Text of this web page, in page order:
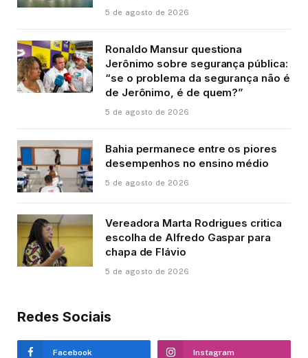
5 de agosto de 2026
Ronaldo Mansur questiona
Jerônimo sobre segurança pública:
“se o problema da segurança não é
de Jerônimo, é de quem?”
5 de agosto de 2026
Bahia permanece entre os piores
desempenhos no ensino médio
5 de agosto de 2026
Vereadora Marta Rodrigues critica
escolha de Alfredo Gaspar para
chapa de Flávio
5 de agosto de 2026
Redes Sociais
Facebook Instagram